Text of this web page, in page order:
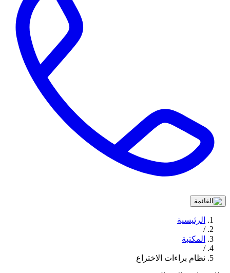
الرئيسية
/
المكتبة
/
نظام براءات الاختراع